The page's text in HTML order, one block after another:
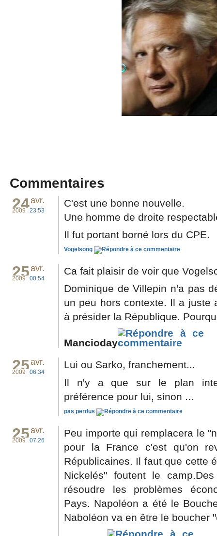
Commentaires
24avr.
2009 23:53
C'est une bonne nouvelle.
Une homme de droite
Il fut portant borné lors du CPE.
Vogelsong
25avr.
2009 00:54
Ca fait plaisir de voir que
Dominique de Villepin n'a pas
un peu hors contexte. Il a juste
à présider la République.
Mancioday
25avr.
2009 06:34
Lui ou Sarko, franchement...
Il n'y a que sur le plan
préférence pour lui, sinon ...
pas perdus
25avr.
2009 07:26
Peu importe qui remplacera le
pour la France c'est qu'on
Républicaines. Il faut que cette
Nickelés" foutent le
résoudre les problèmes
Pays. Napoléon a été le
Naboléon va en être le boucher